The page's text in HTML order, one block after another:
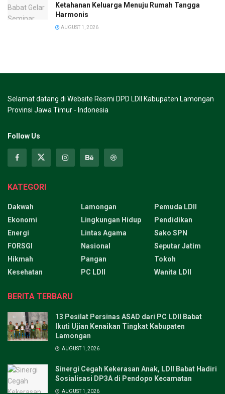
Ketahanan Keluarga Menuju Rumah Tangga
Harmonis
AUGUST 1, 2026
Selamat datang di Website Resmi DPD LDII Kabupaten Lamongan
Provinsi Jawa Timur - Indonesia
Follow Us
KATEGORI
Dakwah
Ekonomi
Energi
FORSGI
Hikmah
Kesehatan
Lamongan
Lingkungan Hidup
Lintas Agama
Nasional
Pangan
PC LDII
Pemuda LDII
Pendidikan
Sako SPN
Seputar Jatim
Tokoh
Wanita LDII
BERITA TERBARU
13 Pesilat Persinas ASAD dari PC LDII Babat
Ikuti Ujian Kenaikan Tingkat Kabupaten
Lamongan
AUGUST 1, 2026
Sinergi Cegah Kekerasan Anak, LDII Babat Hadiri
Sosialisasi DP3A di Pendopo Kecamatan
AUGUST 1, 2026